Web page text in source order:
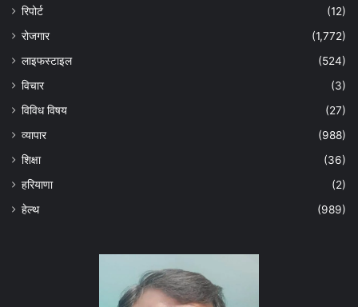
रिपोर्ट
(12)
रोजगार
(1,772)
लाइफस्टाइल
(524)
विचार
(3)
विविध विषय
(27)
व्यापार
(988)
शिक्षा
(36)
हरियाणा
(2)
हेल्‍थ
(989)